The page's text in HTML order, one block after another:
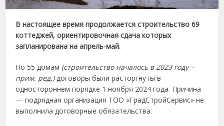
В настоящее время продолжается строительство 69
коттеджей, ориентировочная сдача которых
запланирована на апрель-май.
По 55 домам (строительство началось в 2023 году –
прим. ред.)договоры были расторгнуты в
одностороннем порядке 1 ноября 2024 года. Причина
— подрядная организация ТОО «ГрадСтройСервис» не
выполнила договорные обязательства.